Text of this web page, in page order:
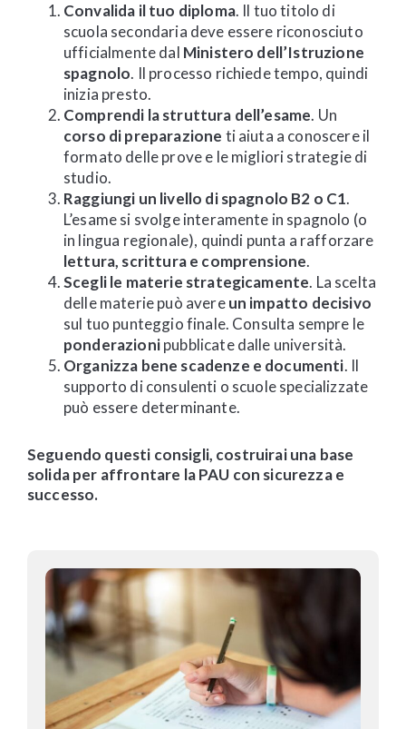
Convalida il tuo diploma. Il tuo titolo di
scuola secondaria deve essere riconosciuto
ufficialmente dal Ministero dell’Istruzione
spagnolo. Il processo richiede tempo, quindi
inizia presto.
Comprendi la struttura dell’esame. Un
corso di preparazione ti aiuta a conoscere il
formato delle prove e le migliori strategie di
studio.
Raggiungi un livello di spagnolo B2 o C1.
L’esame si svolge interamente in spagnolo (o
in lingua regionale), quindi punta a rafforzare
lettura, scrittura e comprensione.
Scegli le materie strategicamente. La scelta
delle materie può avereun impatto decisivo
sul tuo punteggio finale. Consulta sempre le
ponderazionipubblicate dalle università.
Organizza bene scadenze e documenti. Il
supporto di consulenti o scuole specializzate
può essere determinante.
Seguendo questi consigli, costruirai una base
solida per affrontare la PAU con sicurezza e
successo.